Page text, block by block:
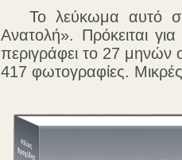
Το λεύκωμα αυτό
Ανατολή». Πρόκειται
περιγράφει το 27 μηνών
417 φωτογραφίες.